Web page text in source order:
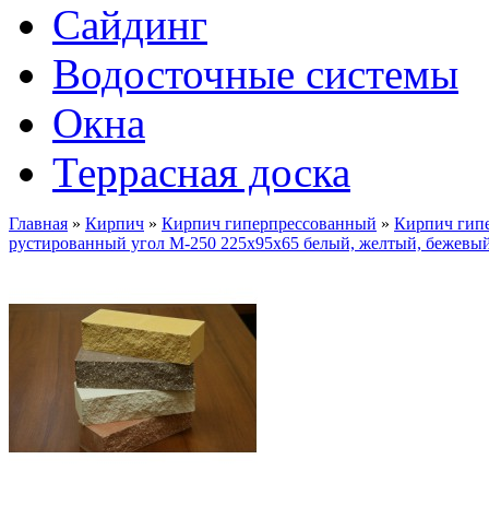
Сайдинг
Водосточные системы
Окна
Террасная доска
Главная » Кирпич » Кирпич гиперпрессованный » Кирпич
рустированный угол М-250 225х95х65 белый, желтый,